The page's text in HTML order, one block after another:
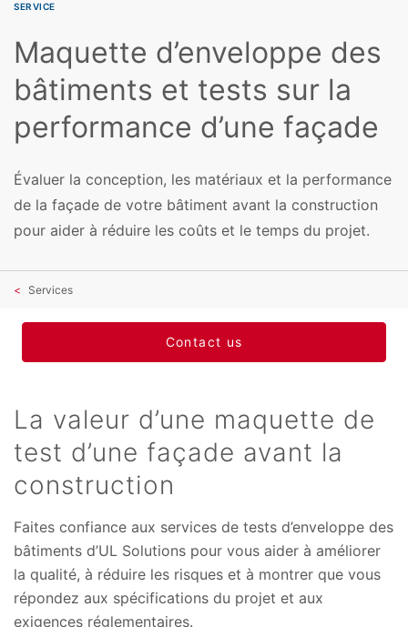
SERVICE
Maquette d’enveloppe des
bâtiments et tests sur la
performance d’une façade
Évaluer la conception, les matériaux et la performance
de la façade de votre bâtiment avant la construction
pour aider à réduire les coûts et le temps du projet.
Services
Contact us
La valeur d’une maquette de
test d’une façade avant la
construction
Faites confiance aux services de tests d’enveloppe des
bâtiments d’UL Solutions pour vous aider à améliorer
la qualité, à réduire les risques et à montrer que vous
répondez aux spécifications du projet et aux
exigences réglementaires.